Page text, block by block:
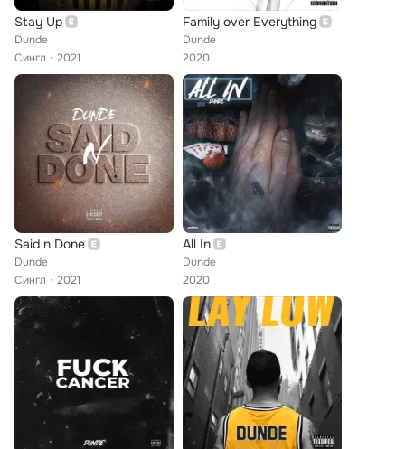
Stay Up
Dunde
Сингл
2021
Family over Everything
Dunde
2020
Said n Done
Dunde
Сингл
2021
All In
Dunde
2020